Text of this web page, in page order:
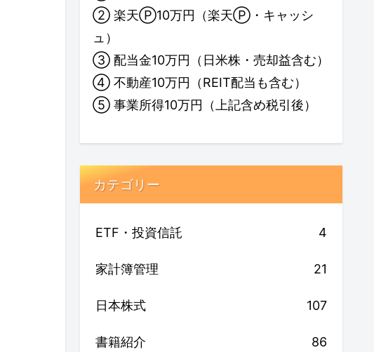
② 楽天Ⓟ10万円（楽天Ⓟ・キャッシ
ュ）
③ 配当金10万円（日米株・売却益含む）
④ 不動産10万円（REIT配当も含む）
⑤ 事業所得10万円（上記含め税引後）
カテゴリー
ETF・投資信託 4
家計簿管理 21
日本株式 107
書籍紹介 86